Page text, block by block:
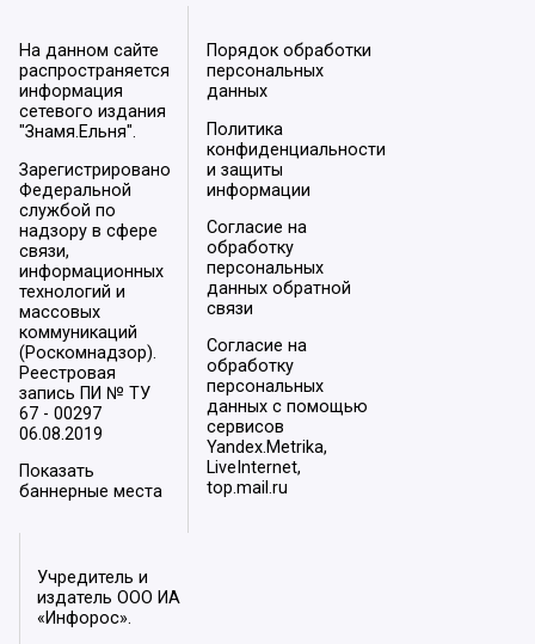
На данном сайте
распространяется
информация
сетевого издания
"Знамя.Ельня".
Зарегистрировано
Федеральной
службой по
надзору в сфере
связи,
информационных
технологий и
массовых
коммуникаций
(Роскомнадзор).
Реестровая
запись ПИ № ТУ
67 - 00297
06.08.2019
Показать
баннерные места
Порядок обработки
персональных
данных
Политика
конфиденциальности
и защиты
информации
Согласие на
обработку
персональных
данных обратной
связи
Согласие на
обработку
персональных
данных с помощью
сервисов
Yandex.Metrika,
LiveInternet,
top.mail.ru
Учредитель и
издатель ООО ИА
«Инфорос».